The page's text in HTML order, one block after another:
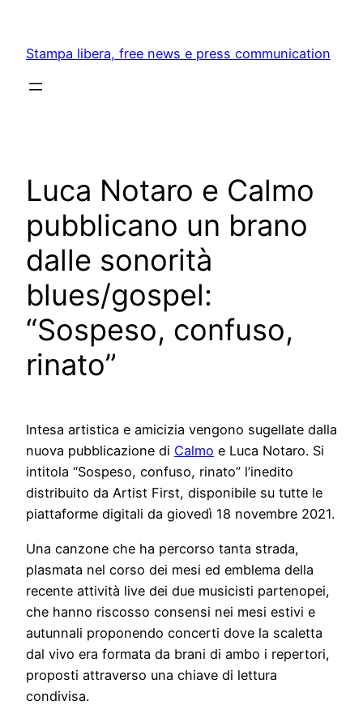
content
Stampa libera, free news e press communication
Luca Notaro e Calmo
pubblicano un brano
dalle sonorità
blues/gospel:
“Sospeso, confuso,
rinato”
Intesa artistica e amicizia vengono sugellate dalla
nuova pubblicazione di Calmo e Luca Notaro. Si
intitola “Sospeso, confuso, rinato” l’inedito
distribuito da Artist First, disponibile su tutte le
piattaforme digitali da giovedì 18 novembre 2021.
Una canzone che ha percorso tanta strada,
plasmata nel corso dei mesi ed emblema della
recente attività live dei due musicisti partenopei,
che hanno riscosso consensi nei mesi estivi e
autunnali proponendo concerti dove la scaletta
dal vivo era formata da brani di ambo i repertori,
proposti attraverso una chiave di lettura
condivisa.